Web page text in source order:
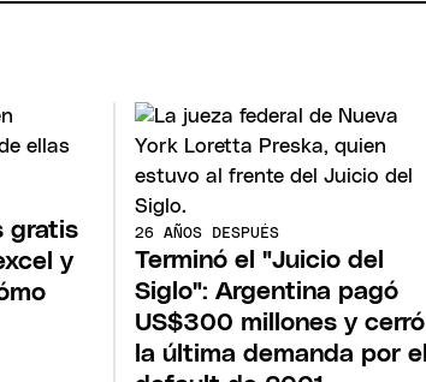
gratis
y
26 AÑOS DESPUÉS
Terminó el "Juicio del
Siglo": Argentina pagó
US$300 millones y cerró
la última demanda por el